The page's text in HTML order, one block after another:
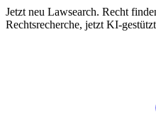
Jetzt neu Lawsearch. Recht
Rechtsrecherche, jetzt KI-gestützt